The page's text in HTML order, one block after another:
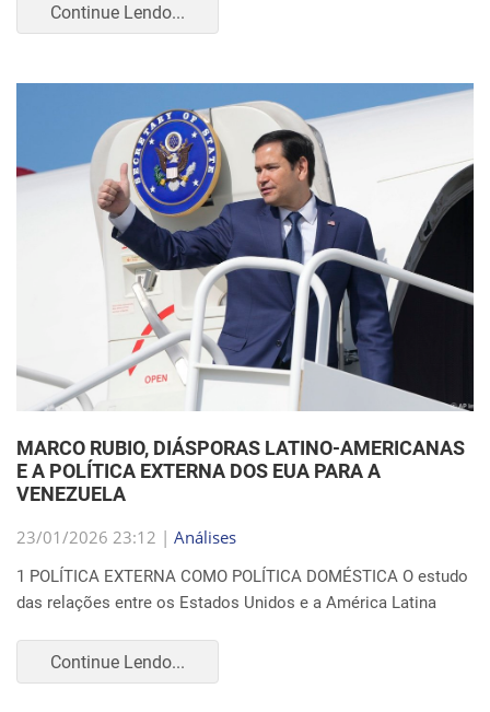
Continue Lendo...
MARCO RUBIO, DIÁSPORAS LATINO-AMERICANAS
E A POLÍTICA EXTERNA DOS EUA PARA A
VENEZUELA
23/01/2026 23:12 | Análises
1 POLÍTICA EXTERNA COMO POLÍTICA DOMÉSTICA O estudo
das relações entre os Estados Unidos e a América Latina
Continue Lendo...